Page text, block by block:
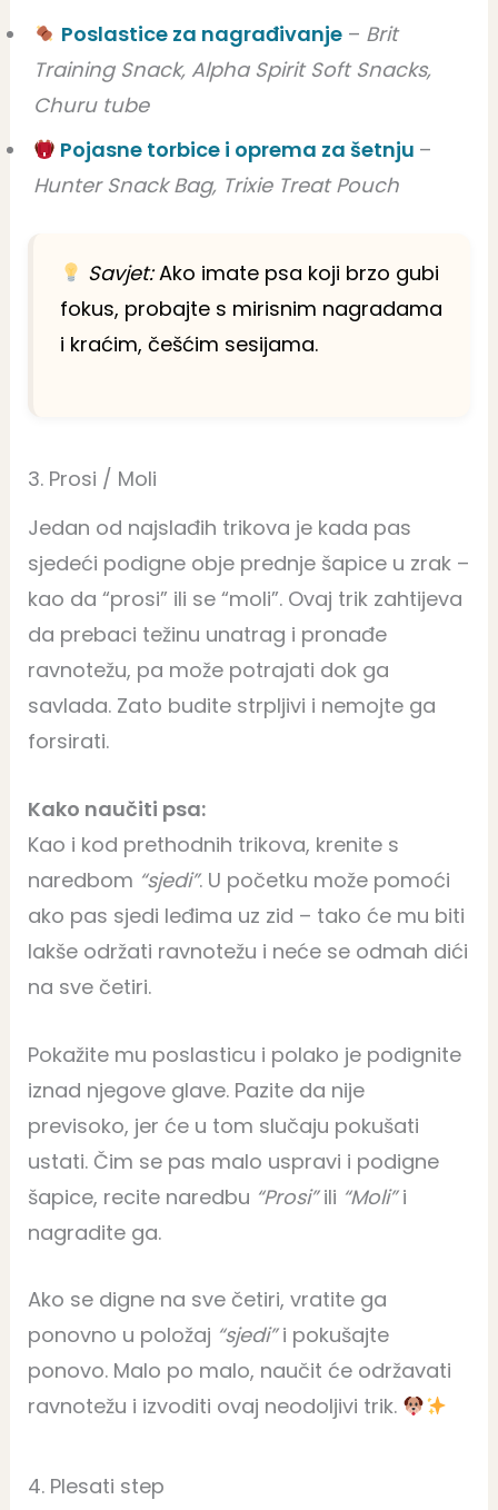
Poslastice za nagrađivanje – Brit
Training Snack, Alpha Spirit Soft Snacks,
Churu tube
Pojasne torbice i oprema za šetnju –
Hunter Snack Bag, Trixie Treat Pouch
Savjet:Ako imate psa koji brzo gubi
fokus, probajte s mirisnim nagradama
i kraćim, češćim sesijama.
3. Prosi / Moli
Jedan od najslađih trikova je kada pas
sjedeći podigne obje prednje šapice u zrak –
kao da “prosi” ili se “moli”. Ovaj trik zahtijeva
da prebaci težinu unatrag i pronađe
ravnotežu, pa može potrajati dok ga
savlada. Zato budite strpljivi i nemojte ga
forsirati.
Kako naučiti psa:
Kao i kod prethodnih trikova, krenite s
naredbom “sjedi”. U početku može pomoći
ako pas sjedi leđima uz zid – tako će mu biti
lakše održati ravnotežu i neće se odmah dići
na sve četiri.
Pokažite mu poslasticu i polako je podignite
iznad njegove glave. Pazite da nije
previsoko, jer će u tom slučaju pokušati
ustati. Čim se pas malo uspravi i podigne
šapice, recite naredbu “Prosi”ili “Moli”i
nagradite ga.
Ako se digne na sve četiri, vratite ga
ponovno u položaj “sjedi”i pokušajte
ponovo. Malo po malo, naučit će održavati
ravnotežu i izvoditi ovaj neodoljivi trik.
4. Plesati step